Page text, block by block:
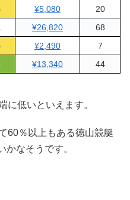
¥5,080
20
¥26,820
68
¥2,490
7
¥13,340 44
に低いといえます。
60％以上もある徳山競艇
かなそうです。